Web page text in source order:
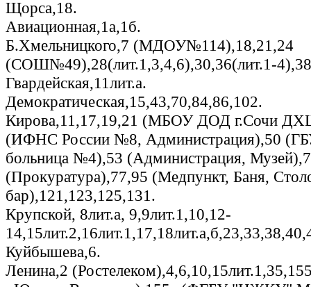
Щорса,18.
Авиационная,1а,1б.
Б.Хмельницкого,7 (МДОУ№114),18,21,24
(СОШ№49),28(лит.1,3,4,6),30,36(лит.1-
Гвардейская,11лит.а.
Демократическая,15,43,70,84,86,102.
Кирова,11,17,19,21 (МБОУ ДОД г.Сочи
(ИФНС России №8, Администрация),50
больница №4),53 (Администрация,
(Прокуратура),77,95 (Медпункт, Баня,
бар),121,123,125,131.
Крупской, 8лит.а, 9,9лит.1,10,12-
Куйбышева,6.
Ленина,2